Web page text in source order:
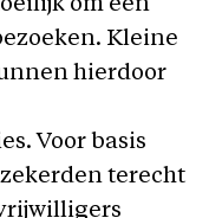
om een
Kleine
hierdoor
Voor basis
terecht